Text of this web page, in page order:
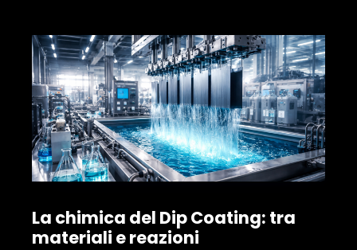
La chimica del Dip Coating: tra
materiali e reazioni